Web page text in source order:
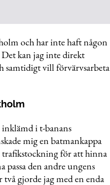
och har inte haft någon
kan jag inte direkt
samtidigt vill förvärvsarbeta
i t-banans
mig en batmankappa
för att hinna
den andre ungens
gjorde jag med en enda